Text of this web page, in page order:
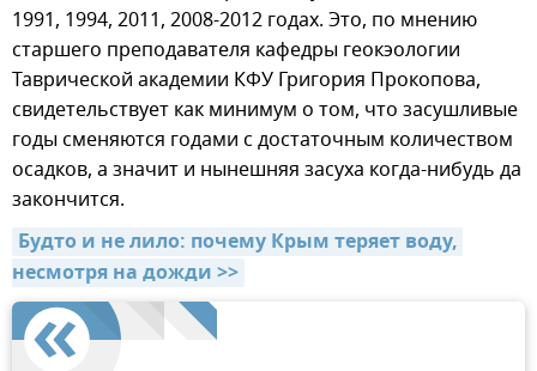
1991, 1994, 2011, 2008-2012 годах. Это, по мнению
старшего преподавателя кафедры геокэологии
Таврической академии КФУ Григория Прокопова,
свидетельствует как минимум о том, что засушливые
годы сменяются годами с достаточным количеством
осадков, а значит и нынешняя засуха когда-нибудь да
закончится.
Будто и не лило: почему Крым теряет воду,
несмотря на дожди >>